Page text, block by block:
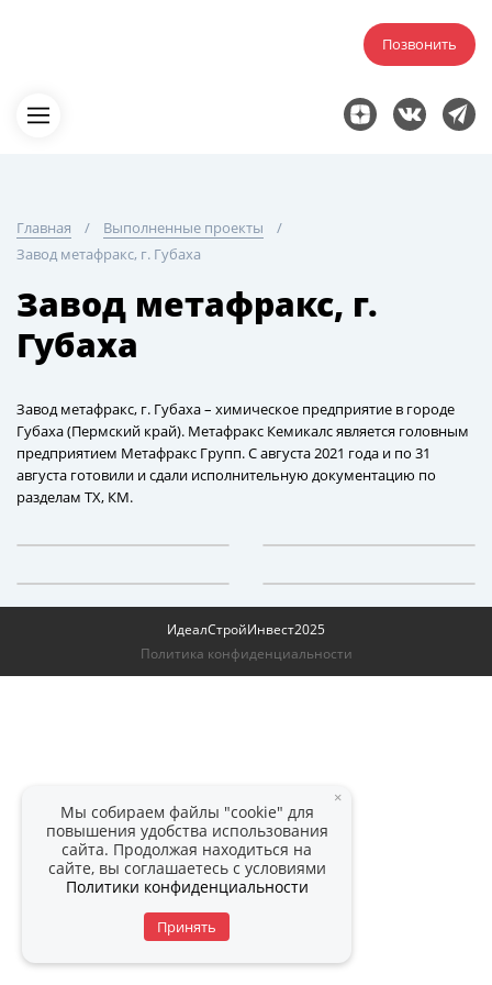
Позвонить
Главная
Выполненные проекты
Завод метафракс, г. Губаха
Завод метафракс, г.
Губаха
Завод метафракс, г. Губаха – химическое предприятие в городе
Губаха (Пермский край). Метафракс Кемикалс является головным
предприятием Метафракс Групп. С августа 2021 года и по 31
августа готовили и сдали исполнительную документацию по
разделам ТХ, КМ.
ИдеалСтройИнвест2025
Политика конфиденциальности
×
Мы собираем файлы "cookie" для
повышения удобства использования
сайта. Продолжая находиться на
сайте, вы соглашаетесь с условиями
Политики конфиденциальности
Принять